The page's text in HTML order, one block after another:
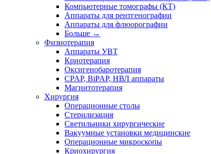
Компьютерные томографы (КТ)
Аппараты для рентгенографии
Аппараты для флюорографии
Больше →
Физиотерапия
Аппараты УВТ
Криотерапия
Оксигенобаротерапия
CPAP, BiPAP, НВЛ аппараты
Магнитотерапия
Хирургия
Операционные столы
Стерилизация
Светильники хирургические
Вакуумные установки медицинские
Операционные микроскопы
Криохирургия